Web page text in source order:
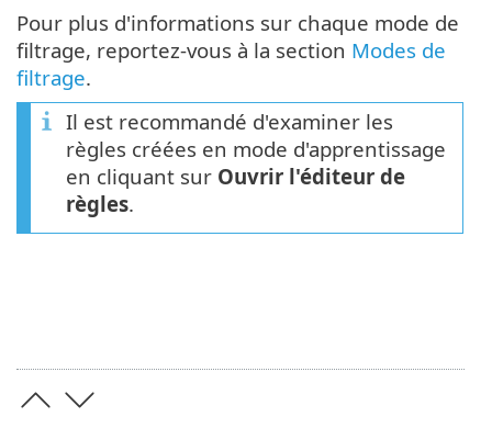
Pour plus d'informations sur chaque mode de
filtrage, reportez-vous à la section Modes de
filtrage.
Il est recommandé d'examiner les
règles créées en mode d'apprentissage
en cliquant sur Ouvrir l'éditeur de
règles.